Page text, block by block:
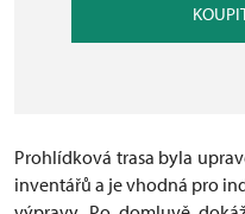
Prohlídková trasa byla
inventářů a je vhodná pro